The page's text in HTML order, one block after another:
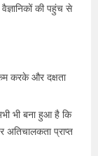
की पहुंच से
करके और दक्षता
भी बना हुआ है कि
अतिचालकता प्राप्त